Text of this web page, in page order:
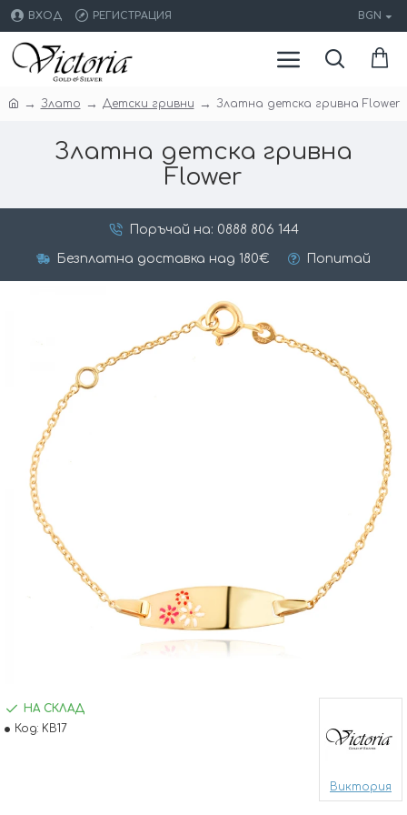
ВХОД РЕГИСТРАЦИЯ BGN
Злато Детски гривни Златна детска гривна Flower
Златна детска гривна
Flower
Поръчай на: 0888 806 144
Безплатна доставка над 180€ Попитай
НА СКЛАД
Код: KB17
Виктория